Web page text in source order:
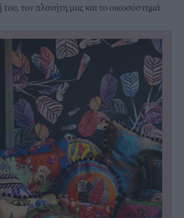
του, τον πλανήτη μας και το οικοσύστημά